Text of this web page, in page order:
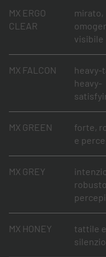
MX ERGO
CLEAR
mirato,
visibile
MX FALCON
heavy-
heavy-
MX GREEN
forte,
e
MX GREY
MX HONEY
tattile e